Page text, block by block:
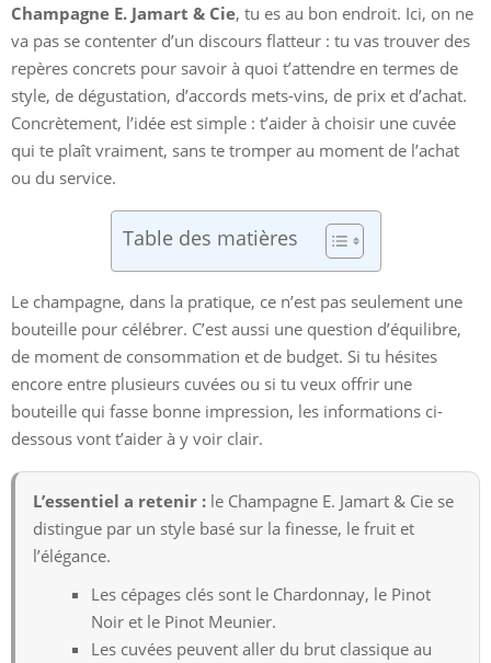
Champagne E. Jamart & Cie, tu es au bon endroit. Ici, on ne
va pas se contenter d’un discours flatteur : tu vas trouver des
repères concrets pour savoir à quoi t’attendre en termes de
style, de dégustation, d’accords mets-vins, de prix et d’achat.
Concrètement, l’idée est simple : t’aider à choisir une cuvée
qui te plaît vraiment, sans te tromper au moment de l’achat
ou du service.
Table des matières
Le champagne, dans la pratique, ce n’est pas seulement une
bouteille pour célébrer. C’est aussi une question d’équilibre,
de moment de consommation et de budget. Si tu hésites
encore entre plusieurs cuvées ou si tu veux offrir une
bouteille qui fasse bonne impression, les informations ci-
dessous vont t’aider à y voir clair.
L’essentiel a retenir : le Champagne E. Jamart & Cie se
distingue par un style basé sur la finesse, le fruit et
l’élégance.
Les cépages clés sont le Chardonnay, le Pinot
Noir et le Pinot Meunier.
Les cuvées peuvent aller du brut classique au